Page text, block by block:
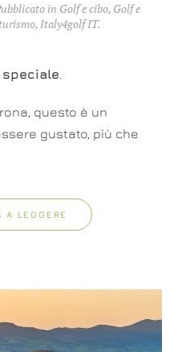
in Golf e cibo, Golf e
,Italy4golf IT.
speciale.
questo è un
gustato, più che
A LEGGERE